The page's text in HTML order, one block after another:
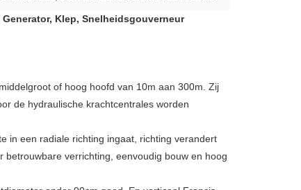
Klep, Snelheidsgouverneur
of hoog hoofd van 10m aan 300m. Zij
de hydraulische krachtcentrales worden
in een radiale richting ingaat, richting verandert
verrichting, eenvoudig bouw en hoog